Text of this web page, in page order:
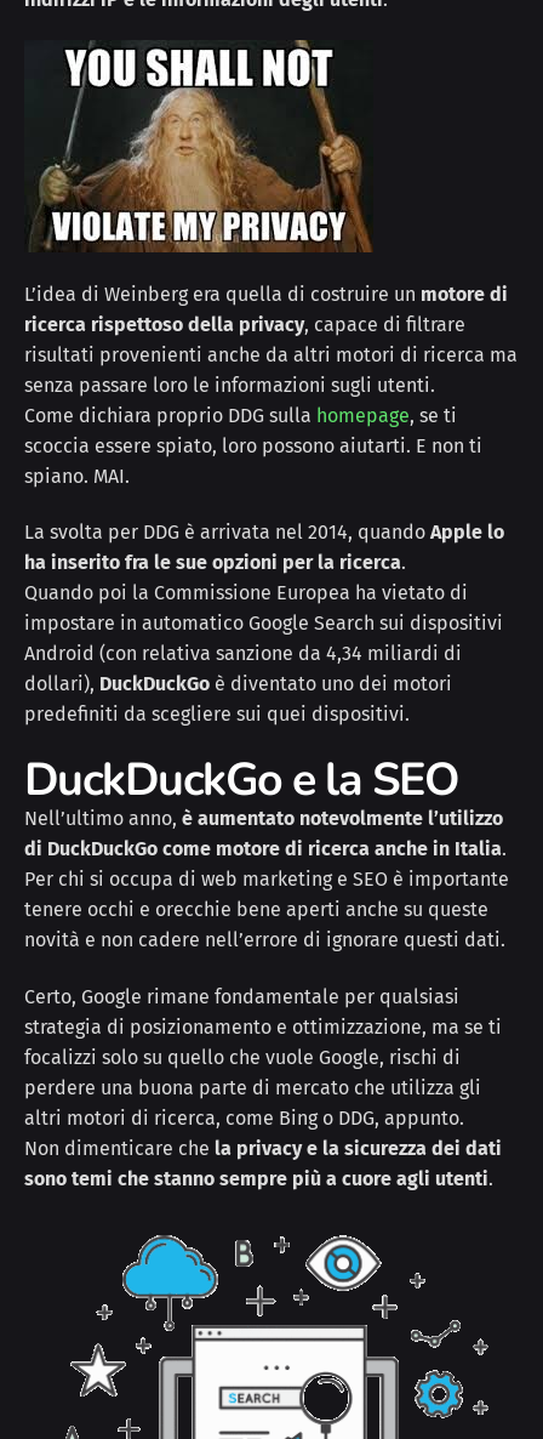
L’idea di Weinberg era quella di costruire un motore di
ricerca rispettoso della privacy, capace di filtrare
risultati provenienti anche da altri motori di ricerca ma
senza passare loro le informazioni sugli utenti.
Come dichiara proprio DDG sulla homepage, se ti
scoccia essere spiato, loro possono aiutarti. E non ti
spiano. MAI.
La svolta per DDG è arrivata nel 2014, quando Apple lo
ha inserito fra le sue opzioni per la ricerca.
Quando poi la Commissione Europea ha vietato di
impostare in automatico Google Search sui dispositivi
Android (con relativa sanzione da 4,34 miliardi di
dollari), DuckDuckGo è diventato uno dei motori
predefiniti da scegliere sui quei dispositivi.
DuckDuckGo e la SEO
Nell’ultimo anno, è aumentato notevolmente l’utilizzo
di DuckDuckGo come motore di ricerca anche in Italia.
Per chi si occupa di web marketing e SEO è importante
tenere occhi e orecchie bene aperti anche su queste
novità e non cadere nell’errore di ignorare questi dati.
Certo, Google rimane fondamentale per qualsiasi
strategia di posizionamento e ottimizzazione, ma se ti
focalizzi solo su quello che vuole Google, rischi di
perdere una buona parte di mercato che utilizza gli
altri motori di ricerca, come Bing o DDG, appunto.
Non dimenticare che la privacy e la sicurezza dei dati
sono temi che stanno sempre più a cuore agli utenti.